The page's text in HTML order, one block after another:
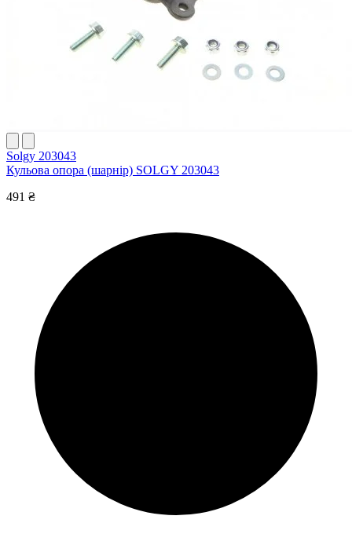
Solgy 203043
Кульова опора (шарнір) SOLGY 203043
491 ₴